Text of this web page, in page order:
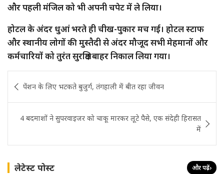
और पहली मंजिल को भी अपनी चपेट में ले लिया।
होटल के अंदर धुआं भरते ही चीख-पुकार मच गई। होटल स्टाफ
और स्थानीय लोगों की मुस्तैदी से अंदर मौजूद सभी मेहमानों और
कर्मचारियों को तुरंत सुरक्षित बाहर निकाल लिया गया।
navigation
पेंशन के लिए भटकते बुजुर्ग, तंगहाली में बीत रहा जीवन
4 बदमाशों ने सुपरवाइजर को चाकू मारकर लूटे पैसे, एक संदेही हिरासत
में
लेटेस्ट पोस्ट और पढ़ें›